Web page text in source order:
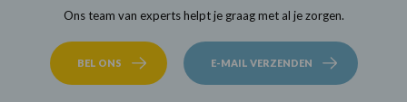
Ons team van experts helpt je graag met al je zorgen.
BEL ONS E-MAIL VERZENDEN